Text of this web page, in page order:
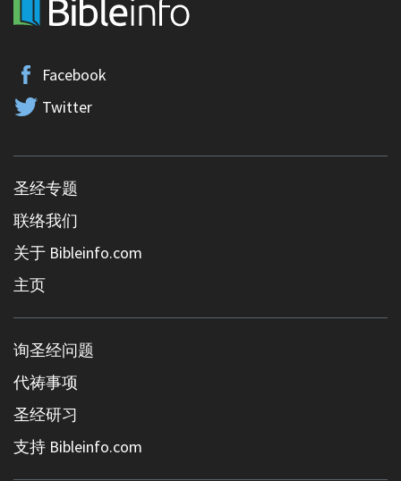
Facebook
Twitter
圣经专题
联络我们
关于 Bibleinfo.com
主页
询圣经问题
代祷事项
圣经研习
支持 Bibleinfo.com